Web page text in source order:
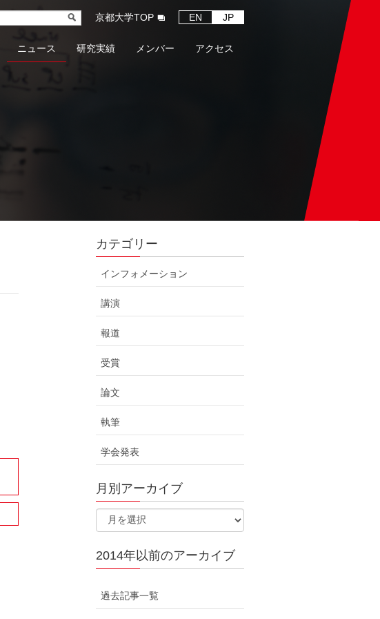
京都大学TOP EN JP
ニュース 研究実績 メンバー アクセス
カテゴリー
インフォメーション
講演
報道
受賞
論文
執筆
学会発表
月別アーカイブ
2014年以前のアーカイブ
過去記事一覧